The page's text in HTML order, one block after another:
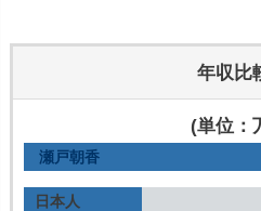
年収比
(単位：
瀬戸朝香
日本人